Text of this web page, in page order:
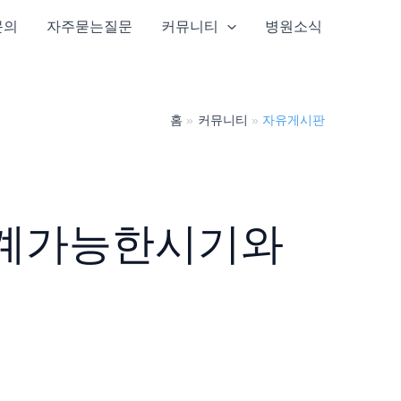
자주묻는질문 커뮤니티 병원소식
홈 커뮤니티 자유게시판
가능한시기와